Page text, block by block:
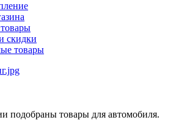
скидки
товары
подобраны товары для автомобиля.